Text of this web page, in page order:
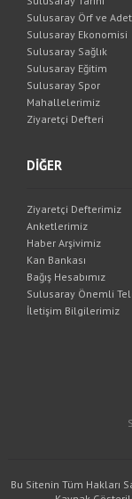
Sulusaray Örf ve
Sulusaray Ekonomisi
Sulusaray Sağlık
Sulusaray Eğitim
Sulusaray Spor
Mahallelerimiz
Ziyaretçi Defteri
DİĞER
Ziyaretçi Defterimiz
Anketlerimiz
Haber Arşivimiz
Kan Bankası
Bağış Hesabımız
Sulusaray Önemli
İletişim Bilgilerimiz
Bu Sitenin Tüm Hakları